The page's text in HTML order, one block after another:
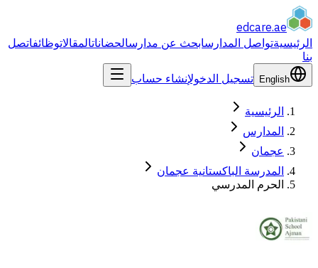
edcare.ae
الرئيسيةتواصل المدارسابحث عن مدارسالحضاناتالمقالاتوظائفاتصل
بنا
English تسجيل الدخولإنشاء حساب
الرئيسية
المدارس
عجمان
المدرسة الباكستانية عجمان
الحرم المدرسي